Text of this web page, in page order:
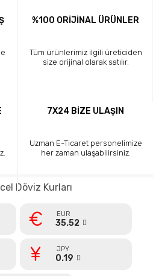
%100 ORİJİNAL ÜRÜNLER
Tüm ürünlerimiz ilgili üreticiden
size orijinal olarak satılır.
7X24 BİZE ULAŞIN
Uzman E-Ticaret personelimize
her zaman ulaşabilirsiniz.
Döviz Kurları
EUR
35.52
JPY
0.19